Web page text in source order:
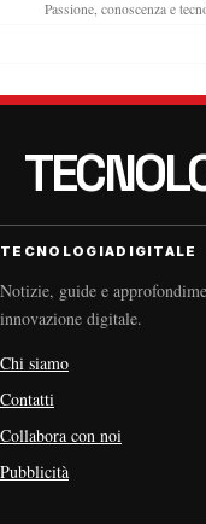
Passione, conoscenza e
TECNOLOGIADIGITALE
Notizie, guide e
innovazione digitale.
Chi siamo
Contatti
Collabora con noi
Pubblicità